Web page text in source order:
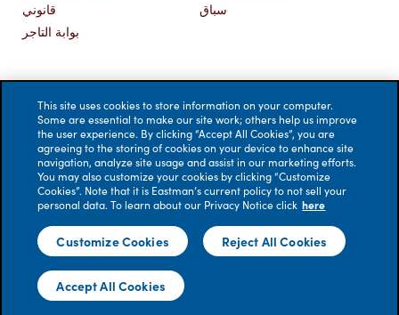
قانوني
بوابة التاجر
سباق
© 2026 إيستمان للأفلام الأداء، ذ.م.م. جميع الحقوق محفوظة. لا يتم
قبول أي مسؤولية عن الأخطاء. العروض البصرية لأغراض توضيحية
This site uses cookies to store information on your computer.
Some are essential to make our site work; others help us improve
the user experience. By clicking “Accept All Cookies”, you are
agreeing to the storing of cookies on your device to enhance site
navigation, analyze site usage and assist in our marketing efforts.
You may also customize your cookies by clicking “Customize
Cookies”. Note that it is Eastman’s current policy to not sell your
personal data. To learn about our Privacy Notice click here
Customize Cookies Reject All Cookies
Accept All Cookies